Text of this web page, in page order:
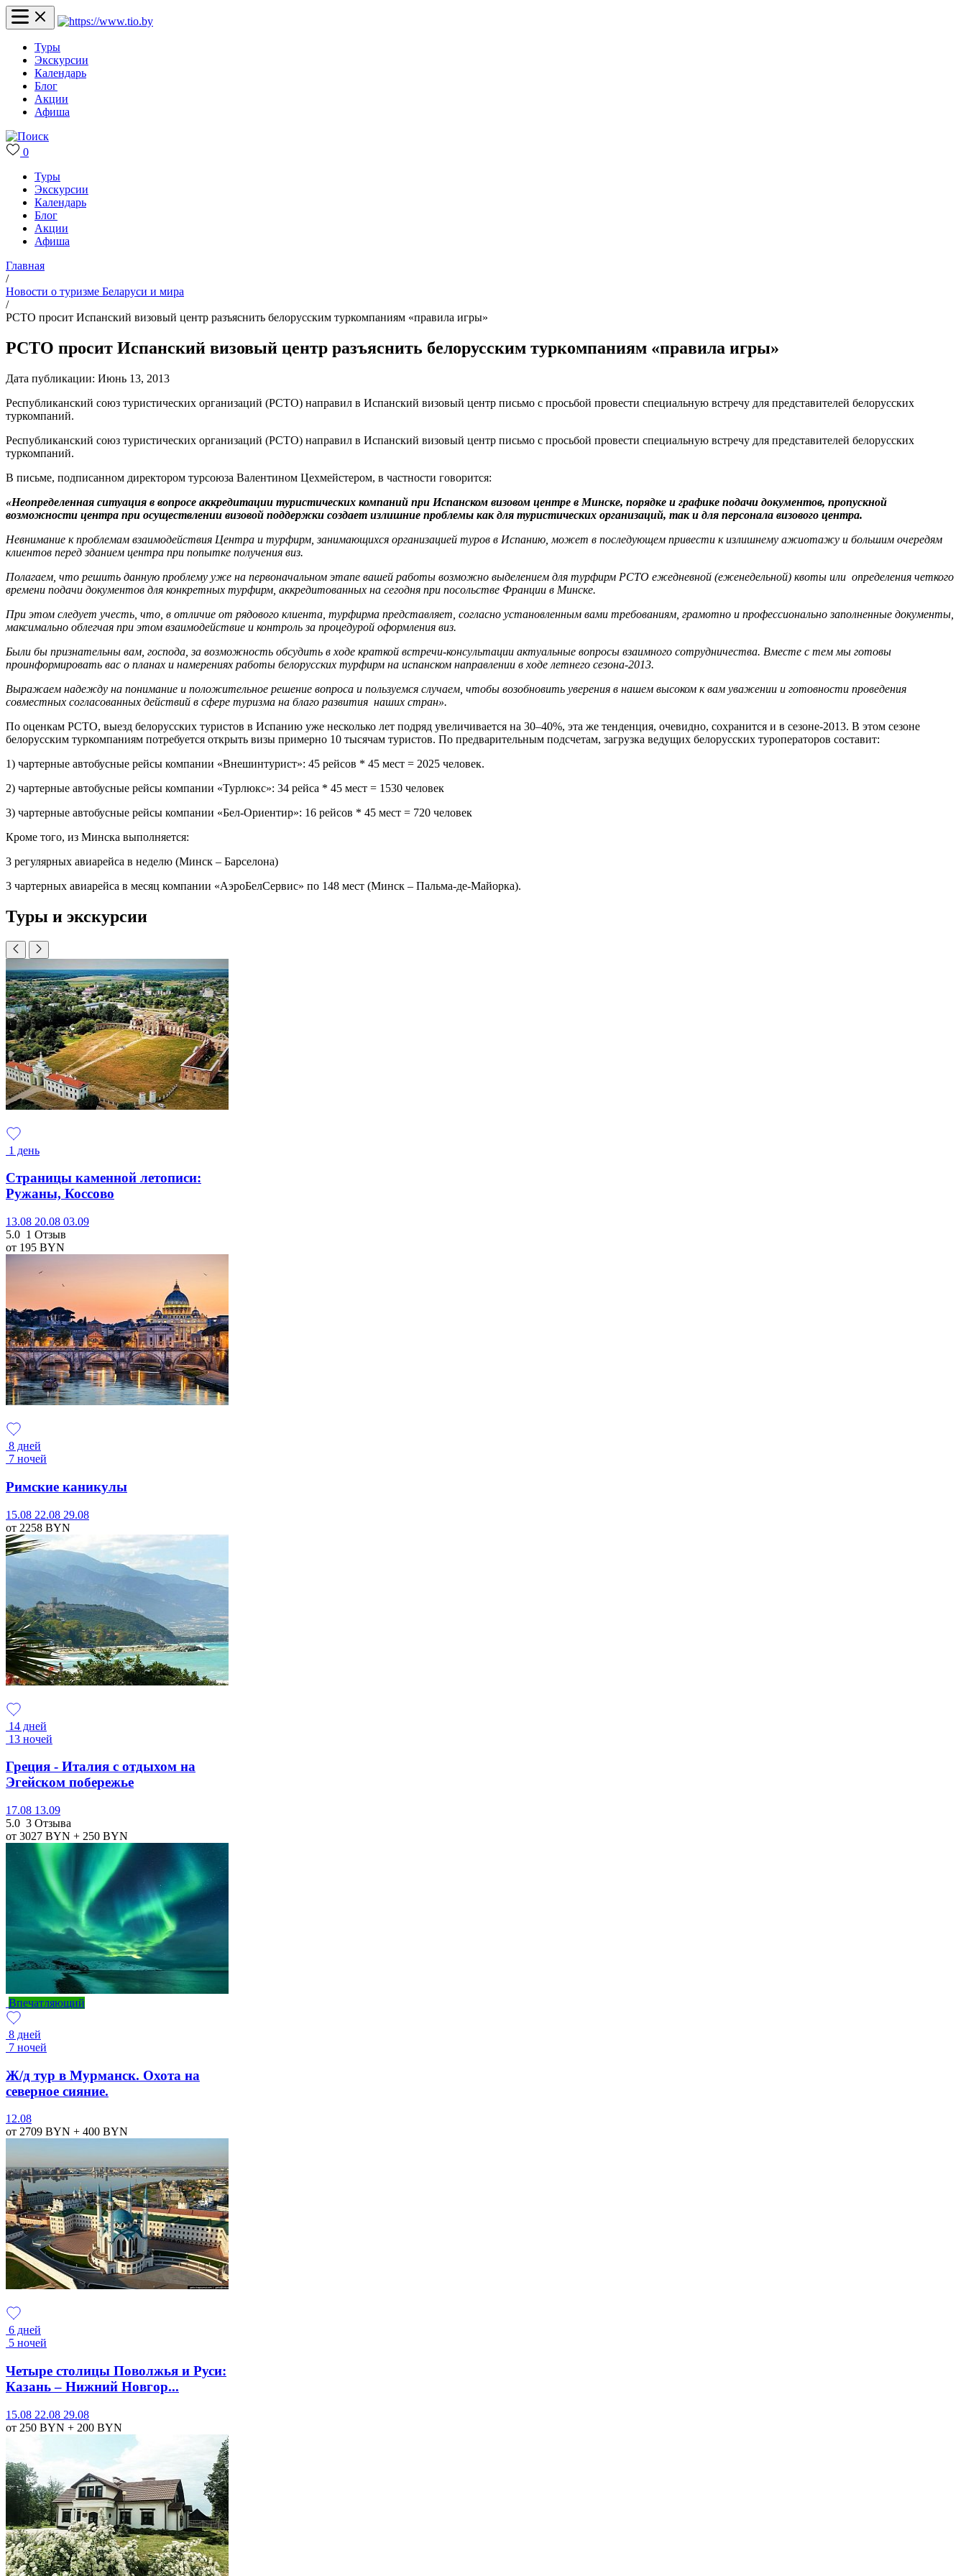
Туры
Экскурсии
Календарь
Блог
Акции
Афиша
0
Туры
Экскурсии
Календарь
Блог
Акции
Афиша
Главная
/
Новости о туризме Беларуси и мира
/
РСТО просит Испанский визовый центр разъяснить белорусским туркомпаниям «правила игры»
РСТО просит Испанский визовый центр разъяснить белорусским туркомпаниям «правила игры»
Дата публикации: Июнь 13, 2013
Республиканский союз туристических организаций (РСТО) направил в Испанский визовый центр письмо с просьбой провести специальную встречу для представителей белорусских
туркомпаний.
Республиканский союз туристических организаций (РСТО) направил в Испанский визовый центр письмо с просьбой провести специальную встречу для представителей белорусских
туркомпаний.
В письме, подписанном директором турсоюза Валентином Цехмейстером, в частности говорится:
«Неопределенная ситуация в вопросе аккредитации туристических компаний при Испанском визовом центре в Минске, порядке и графике подачи документов, пропускной
возможности центра при осуществлении визовой поддержки создает излишние проблемы как для туристических организаций, так и для персонала визового центра.
Невнимание к проблемам взаимодействия Центра и турфирм, занимающихся организацией туров в Испанию, может в последующем привести к излишнему ажиотажу и большим очередям
клиентов перед зданием центра при попытке получения виз.
Полагаем, что решить данную проблему уже на первоначальном этапе вашей работы возможно выделением для турфирм РСТО ежедневной (еженедельной) квоты или определения четкого
времени подачи документов для конкретных турфирм, аккредитованных на сегодня при посольстве Франции в Минске.
При этом следует учесть, что, в отличие от рядового клиента, турфирма представляет, согласно установленным вами требованиям, грамотно и профессионально заполненные документы,
максимально облегчая при этом взаимодействие и контроль за процедурой оформления виз.
Были бы признательны вам, господа, за возможность обсудить в ходе краткой встречи-консультации актуальные вопросы взаимного сотрудничества. Вместе с тем мы готовы
проинформировать вас о планах и намерениях работы белорусских турфирм на испанском направлении в ходе летнего сезона-2013.
Выражаем надежду на понимание и положительное решение вопроса и пользуемся случаем, чтобы возобновить уверения в нашем высоком к вам уважении и готовности проведения
совместных согласованных действий в сфере туризма на благо развития наших стран».
По оценкам РСТО, выезд белорусских туристов в Испанию уже несколько лет подряд увеличивается на 30–40%, эта же тенденция, очевидно, сохранится и в сезоне-2013. В этом сезоне
белорусским туркомпаниям потребуется открыть визы примерно 10 тысячам туристов. По предварительным подсчетам, загрузка ведущих белорусских туроператоров составит:
1) чартерные автобусные рейсы компании «Внешинтурист»: 45 рейсов * 45 мест = 2025 человек.
2) чартерные автобусные рейсы компании «Турлюкс»: 34 рейса * 45 мест = 1530 человек
3) чартерные автобусные рейсы компании «Бел-Ориентир»: 16 рейсов * 45 мест = 720 человек
Кроме того, из Минска выполняется:
3 регулярных авиарейса в неделю (Минск – Барселона)
3 чартерных авиарейса в месяц компании «АэроБелСервис» по 148 мест (Минск – Пальма-де-Майорка).
Туры и экскурсии
1 день
Страницы каменной летописи:
Ружаны, Коссово
13.08 20.08 03.09
5.0 1 Отзыв
от 195 BYN
8 дней
7 ночей
Римские каникулы
15.08 22.08 29.08
от 2258 BYN
14 дней
13 ночей
Греция - Италия с отдыхом на
Эгейском побережье
17.08 13.09
5.0 3 Отзыва
от 3027 BYN + 250 BYN
Впечатляющий
8 дней
7 ночей
Ж/д тур в Мурманск. Охота на
северное сияние.
12.08
от 2709 BYN + 400 BYN
6 дней
5 ночей
Четыре столицы Поволжья и Руси:
Казань – Нижний Новгор...
15.08 22.08 29.08
от 250 BYN + 200 BYN